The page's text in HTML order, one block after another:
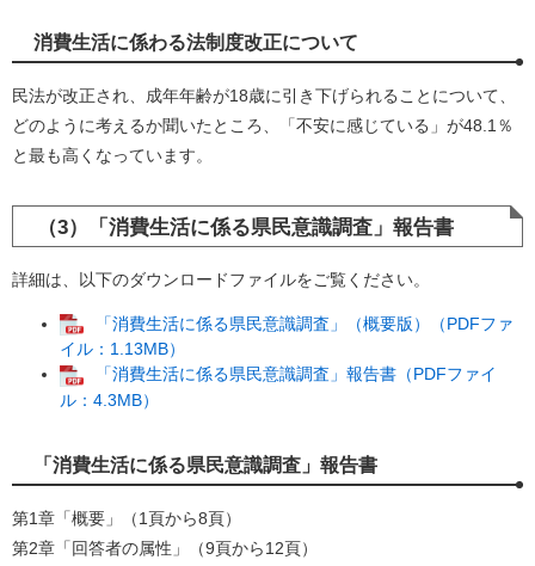
消費生活に係わる法制度改正について
民法が改正され、成年年齢が18歳に引き下げられることについて、
どのように考えるか聞いたところ、「不安に感じている」が48.1％
と最も高くなっています。
（3）「消費生活に係る県民意識調査」報告書
詳細は、以下のダウンロードファイルをご覧ください。
「消費生活に係る県民意識調査」（概要版）（PDFファ
イル：1.13MB）
「消費生活に係る県民意識調査」報告書（PDFファイ
ル：4.3MB）
「消費生活に係る県民意識調査」報告書
第1章「概要」（1頁から8頁）
第2章「回答者の属性」（9頁から12頁）